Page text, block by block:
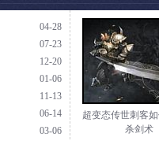
04-28
07-23
12-20
01-06
11-13
06-14
03-06
超变态传世刺客
杀剑术